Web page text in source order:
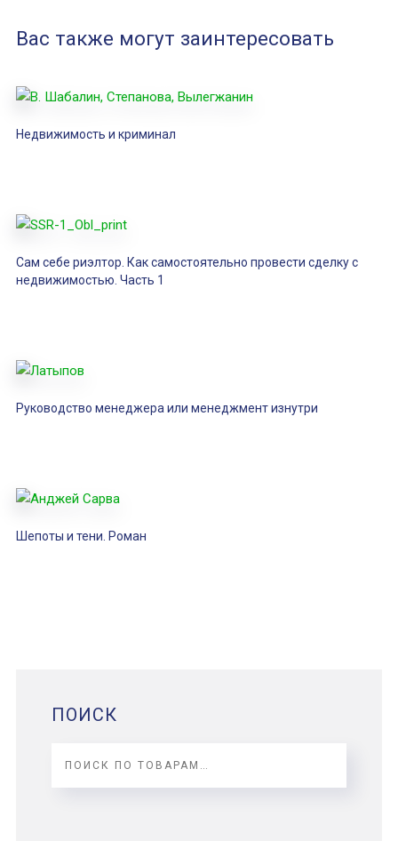
Вас также могут заинтересовать
Недвижимость и криминал
Сам себе риэлтор. Как самостоятельно провести сделку с
недвижимостью. Часть 1
Руководство менеджера или менеджмент изнутри
Шепоты и тени. Роман
ПОИСК